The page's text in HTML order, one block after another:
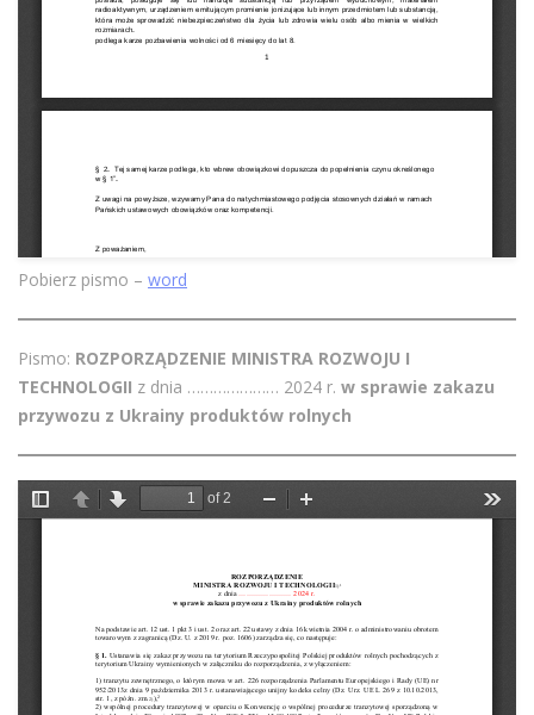
Pobierz pismo – word
Pismo: ROZPORZĄDZENIE MINISTRA ROZWOJU I
TECHNOLOGII z dnia ………………… 2024 r. w sprawie zakazu
przywozu z Ukrainy produktów rolnych